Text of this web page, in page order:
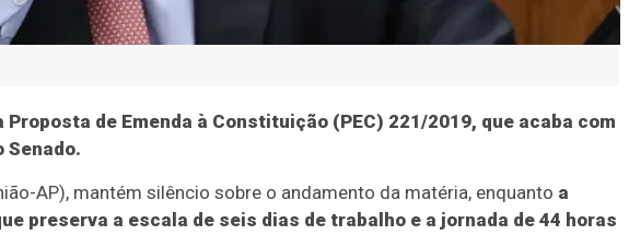
de Emenda à Constituição (PEC) 221/2019, que acaba com
Senado.
AP), mantém silêncio sobre o andamento da matéria, enquanto a
preserva a escala de seis dias de trabalho e a jornada de 44 horas